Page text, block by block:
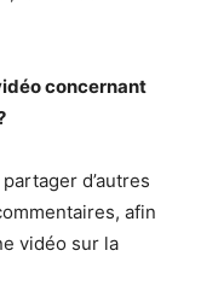
concernant
d’autres
afin
vidéo sur la